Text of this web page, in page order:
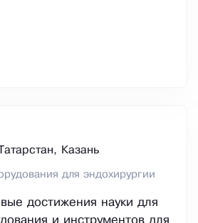
Казань
для эндохирургии
достижения науки для
и инструментов для